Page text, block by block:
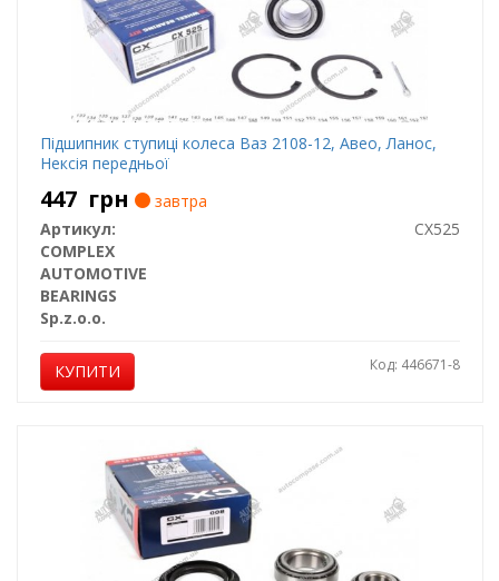
Підшипник ступиці колеса Ваз 2108-12, Авео, Ланос,
Нексія передньої
447 грн
завтра
Артикул:
CX525
COMPLEX
AUTOMOTIVE
BEARINGS
Sp.z.o.o.
КУПИТИ Код: 446671-8